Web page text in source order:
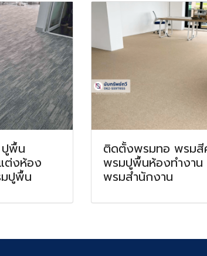
ปูพื้น
ต่งห้อง
ปูพื้น
ติดตั้งพรมทอ พรมสี
พรมปูพื้นห้องทำงาน
พรมสำนักงาน